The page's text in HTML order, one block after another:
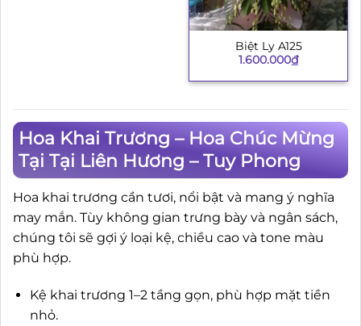
Biệt Ly A125
1.600.000₫
Hoa Khai Trương – Hoa Chúc Mừng
Tại Tại Liên Hương – Tuy Phong
Hoa khai trương cần tươi, nổi bật và mang ý nghĩa
may mắn. Tùy không gian trưng bày và ngân sách,
chúng tôi sẽ gợi ý loại kệ, chiều cao và tone màu
phù hợp.
Kệ khai trương 1–2 tầng gọn, phù hợp mặt tiền
nhỏ.